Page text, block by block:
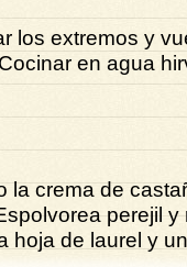
los extremos y
en agua
la crema de
perejil
hoja de laurel y